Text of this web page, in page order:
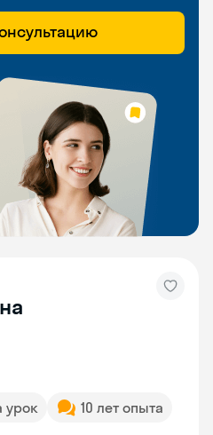
урок
10 лет опыта